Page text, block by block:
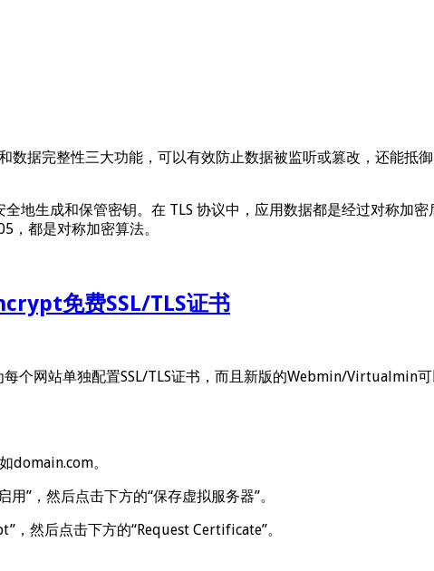
数据完整性三大功能，可以有效防止数据被监听或篡改，还能抵
地生成和保管密钥。在 TLS 协议中，应用数据都是经过对称加
，都是对称加密算法。
免费SSL/TLS证书
网站单独配置SSL/TLS证书，而且新版的Webmin/Virtualmin可
domain.com。
用”，然后点击下方的“保存虚拟服务器”。
，然后点击下方的“Request Certificate”。